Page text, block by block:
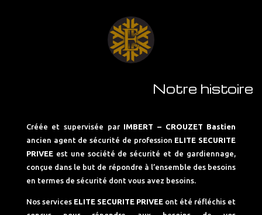
Notre histoire
Créée et supervisée par IMBERT – CROUZET Bastien
ancien agent de sécurité de profession ELITE SECURITE
PRIVEEest une société de sécurité et de gardiennage,
conçue dans le but de répondre à l’ensemble des besoins
en termes de sécurité dont vous avez besoins.
Nos services ELITE SECURITE PRIVEE ont été réfléchis et